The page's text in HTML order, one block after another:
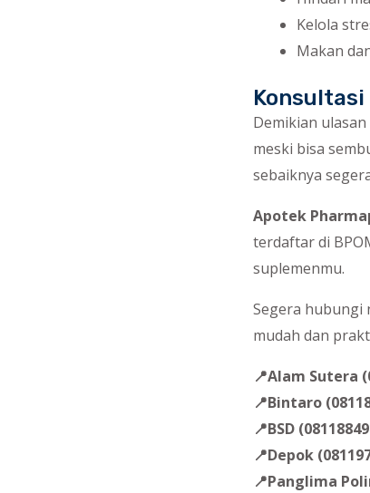
Kelola
Makan
Konsultasi
Demikian
meski bisa
sebaiknya
Apotek
terdaftar di
suplemenmu.
Segera hubungi
mudah dan
📍Alam Sutera
📍Bintaro
📍BSD
📍Depok
📍Panglima